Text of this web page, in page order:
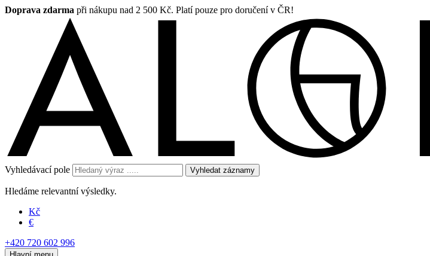
Doprava zdarma při nákupu nad 2 500 Kč. Platí pouze pro doručení v ČR!
Vyhledávací pole Vyhledat záznamy
Hledáme relevantní výsledky.
Kč
€
+420 720 602 996